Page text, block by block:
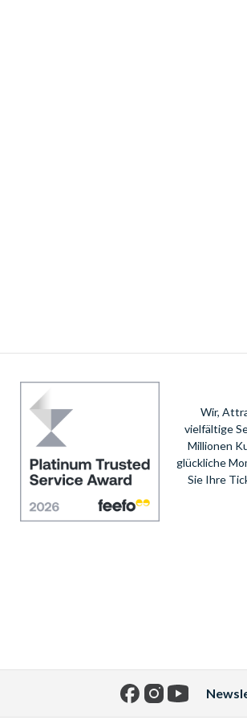
Wir,
vielfältige
Millionen
glückliche
Sie Ihre